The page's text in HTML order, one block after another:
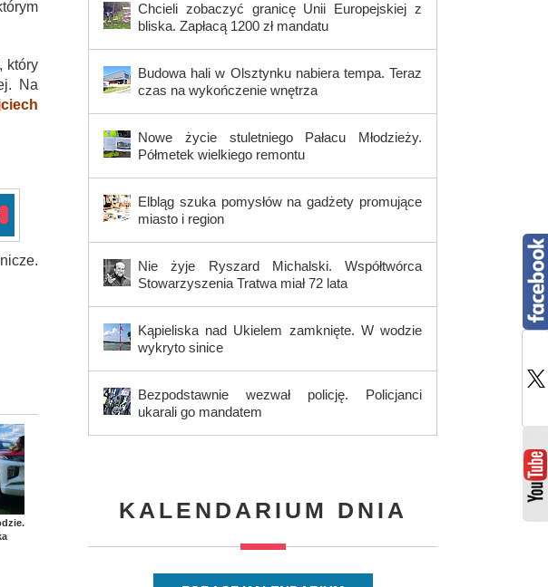
który
Na
Chcieli zobaczyć granicę Unii Europejskiej z
bliska. Zapłacą 1200 zł mandatu
Budowa hali w Olsztynku nabiera tempa. Teraz
czas na wykończenie wnętrza
Nowe życie stuletniego Pałacu Młodzieży.
Półmetek wielkiego remontu
Elbląg szuka pomysłów na gadżety promujące
miasto i region
Nie żyje Ryszard Michalski. Współtwórca
Stowarzyszenia Tratwa miał 72 lata
Kąpieliska nad Ukielem zamknięte. W wodzie
wykryto sinice
Bezpodstawnie wezwał policję. Policjanci
ukarali go mandatem
KALENDARIUM DNIA